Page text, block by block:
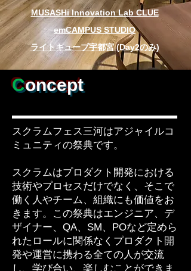
MUSASHi Innovation Lab CLUE
emCAMPUS STUDIO
ライトキューブ宇都宮 (Day2のみ)
Concept
スクラムフェス三河はアジャイルコ
ミュニティの祭典です。
スクラムはプロダクト開発における
技術やプロセスだけでなく、そこで
働く人やチーム、組織にも価値をお
きます。この祭典はエンジニア、デ
ザイナー、QA、SM、POなど定めら
れたロールに関係なくプロダクト開
発や運営に携わる全ての人が交流
し、学び合い、楽しむことができま